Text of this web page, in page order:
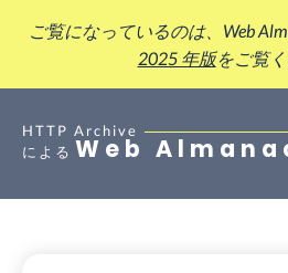
ご覧になっているのは、Web
2025 年版をご覧く
HTTP Archive
による Web